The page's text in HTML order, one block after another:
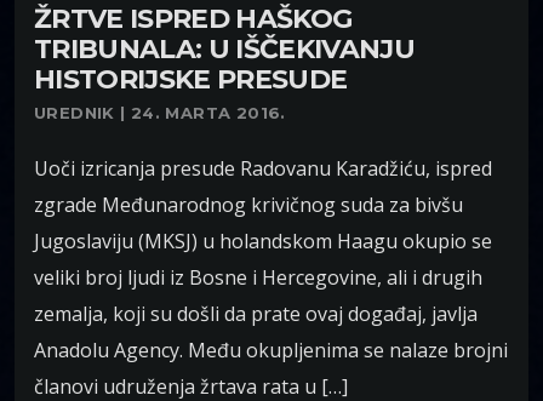
ŽRTVE ISPRED HAŠKOG
TRIBUNALA: U IŠČEKIVANJU
HISTORIJSKE PRESUDE
UREDNIK | 24. MARTA 2016.
Uoči izricanja presude Radovanu Karadžiću, ispred
zgrade Međunarodnog krivičnog suda za bivšu
Jugoslaviju (MKSJ) u holandskom Haagu okupio se
veliki broj ljudi iz Bosne i Hercegovine, ali i drugih
zemalja, koji su došli da prate ovaj događaj, javlja
Anadolu Agency. Među okupljenima se nalaze brojni
članovi udruženja žrtava rata u […]